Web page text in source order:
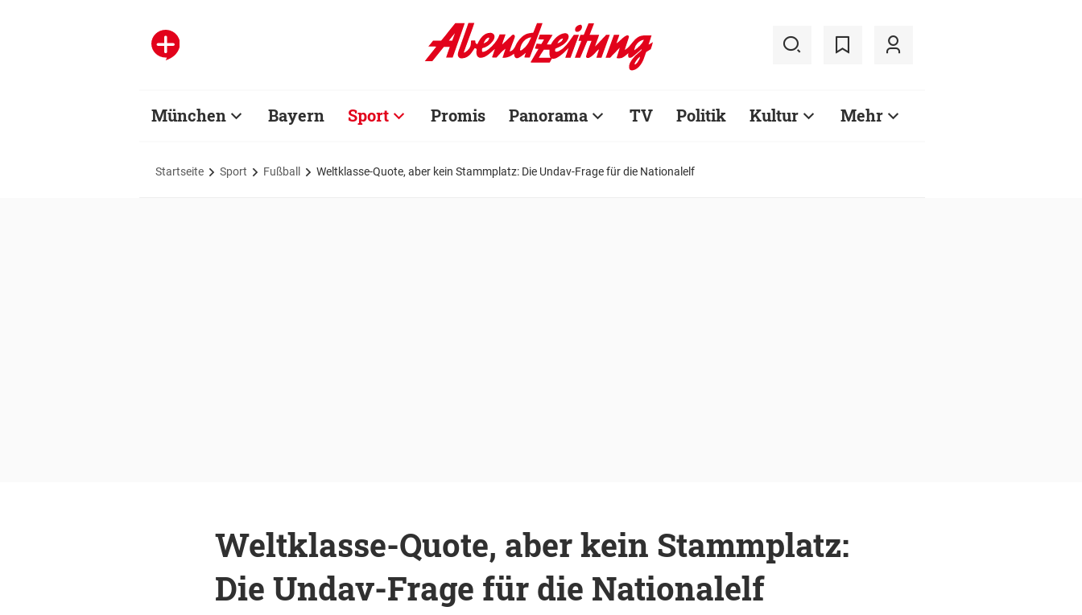
München Bayern Sport Promis Panorama TV Politik Kultur Mehr
Startseite Sport Fußball Weltklasse-Quote, aber kein Stammplatz: Die Undav-Frage für die Nationalelf
Weltklasse-Quote, aber kein Stammplatz:
Die Undav-Frage für die Nationalelf